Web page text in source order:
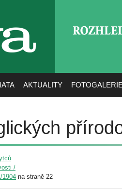
AKTUALITY
/
1904 na straně 22